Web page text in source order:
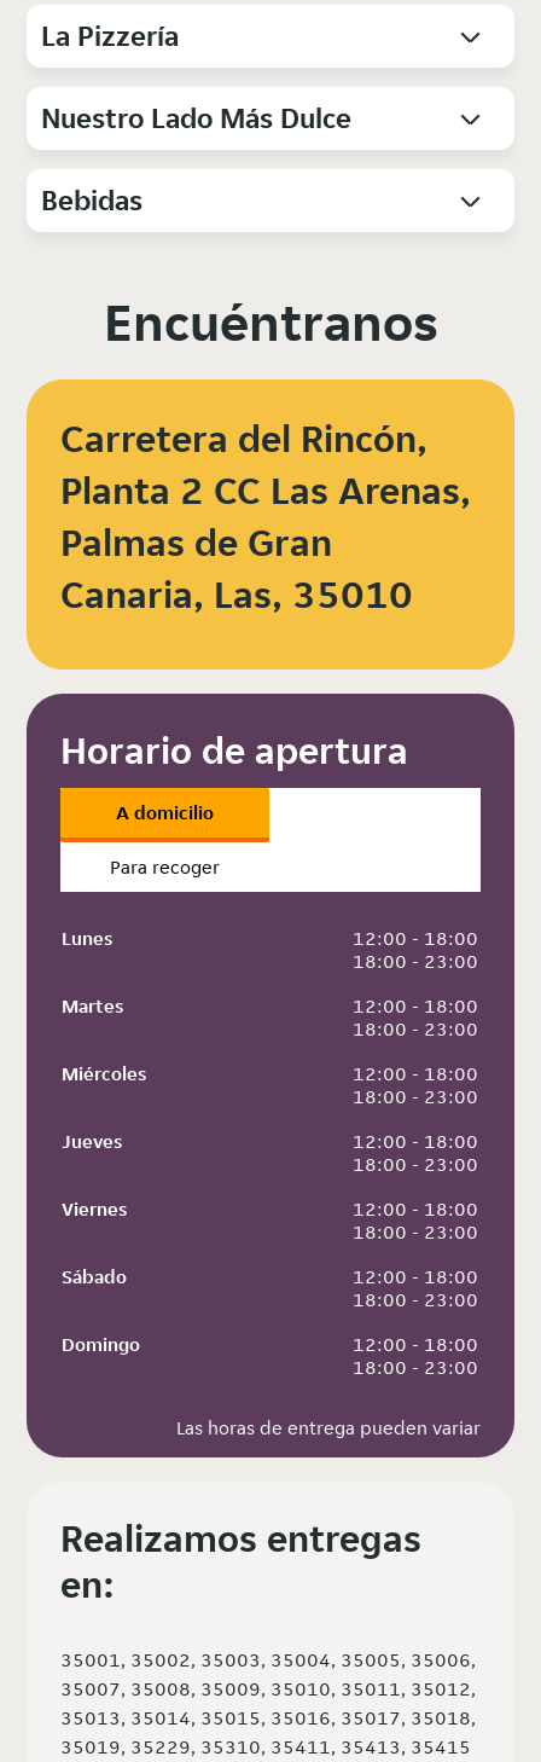
La Pizzería
Nuestro Lado Más Dulce
Bebidas
Encuéntranos
Carretera del Rincón,
Planta 2 CC Las Arenas,
Palmas de Gran
Canaria, Las, 35010
Horario de apertura
A domicilio
Para recoger
Lunes
12:00 - 18:00
18:00 - 23:00
Martes
12:00 - 18:00
18:00 - 23:00
Miércoles
12:00 - 18:00
18:00 - 23:00
Jueves
12:00 - 18:00
18:00 - 23:00
Viernes
12:00 - 18:00
18:00 - 23:00
Sábado
12:00 - 18:00
18:00 - 23:00
Domingo
12:00 - 18:00
18:00 - 23:00
Las horas de entrega pueden variar
Realizamos entregas
en:
35001, 35002, 35003, 35004, 35005, 35006,
35007, 35008, 35009, 35010, 35011, 35012,
35013, 35014, 35015, 35016, 35017, 35018,
35019, 35229, 35310, 35411, 35413, 35415